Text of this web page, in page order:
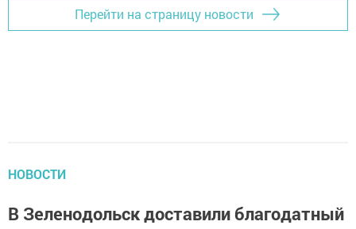
Перейти на страницу новости
НОВОСТИ
В Зеленодольск доставили благодатный